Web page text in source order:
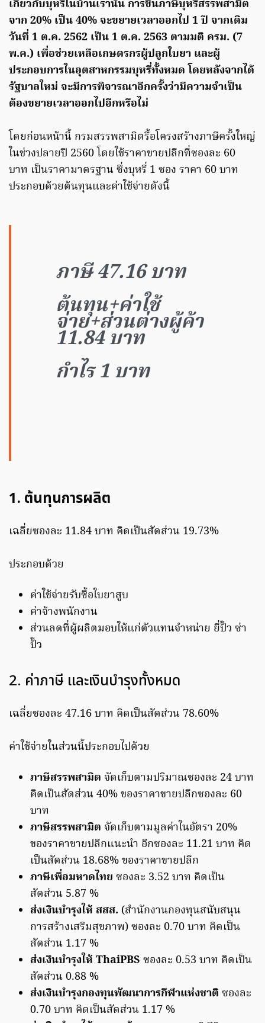
เกี่ยวกับบุหรี่ในบ้านเรานั้น การขึ้นภาษีบุหรี่สรรพสามิต
จาก 20% เป็น 40% จะขยายเวลาออกไป 1 ปี จากเดิม
วันที่ 1 ต.ค. 2562 เป็น 1 ต.ค. 2563 ตามมติ ครม. (7
พ.ค.) เพื่อช่วยเหลือเกษตรกรผู้ปลูกใบยา และผู้
ประกอบการในอุตสาหกรรมบุหรี่ทั้งหมด โดยหลังจากได้
รัฐบาลใหม่ จะมีการพิจารณาอีกครั้งว่ามีความจำเป็น
ต้องขยายเวลาออกไปอีกหรือไม่
โดยก่อนหน้านี้ กรมสรรพสามิตรื้อโครงสร้างภาษีครั้งใหญ่
ในช่วงปลายปี 2560 โดยใช้ราคาขายปลีกที่ซองละ 60
บาท เป็นราคามาตรฐานซึ่งบุหรี่ 1 ซอง ราคา 60 บาท
ประกอบด้วยต้นทุนและค่าใช้จ่ายดังนี้
ภาษี 47.16 บาท
ต้นทุน+ค่าใช้
จ่าย+ส่วนต่างผู้ค้า
11.84 บาท
กำไร 1 บาท
1. ต้นทุนการผลิต
เฉลี่ยซองละ 11.84 บาท คิดเป็นสัดส่วน 19.73%
ประกอบด้วย
ค่าใช้จ่ายรับซื้อใบยาสูบ
ค่าจ้างพนักงาน
ส่วนลดที่ผู้ผลิตมอบให้แก่ตัวแทนจำหน่าย ยี่ปั๊ว ซ่า
ปั๊ว
2. ค่าภาษี และเงินบำรุงทั้งหมด
เฉลี่ยซองละ 47.16 บาท คิดเป็นสัดส่วน 78.60%
ค่าใช้จ่ายในส่วนนี้ประกอบไปด้วย
ภาษีสรรพสามิต จัดเก็บตามปริมาณซองละ 24 บาท
คิดเป็นสัดส่วน 40% ของราคาขายปลีกซองละ 60
บาท
ภาษีสรรพสามิต จัดเก็บตามมูลค่าในอัตรา 20%
ของราคาขายปลีกแนะนำ อีกซองละ 11.21 บาท คิด
เป็นสัดส่วน 18.68% ของราคาขายปลีก
ภาษีเพื่อมหาดไทย ซองละ 3.52 บาท คิดเป็น
สัดส่วน 5.87 %
ส่งเงินบำรุงให้ สสส. (สำนักงานกองทุนสนับสนุน
การสร้างเสริมสุขภาพ) ซองละ 0.70 บาท คิดเป็น
สัดส่วน 1.17 %
ส่งเงินบำรุงให้ ThaiPBS ซองละ 0.53 บาท คิดเป็น
สัดส่วน 0.88 %
ส่งเงินบำรุงกองทุนพัฒนาการกีฬาแห่งชาติ ซองละ
0.70 บาท คิดเป็นสัดส่วน 1.17 %